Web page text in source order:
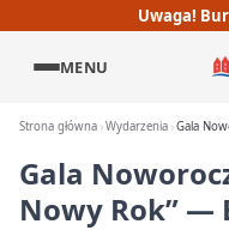
Uwaga!
MENU
Strona główna Wydarzenia Gala
Gala
Nowy Rok” —